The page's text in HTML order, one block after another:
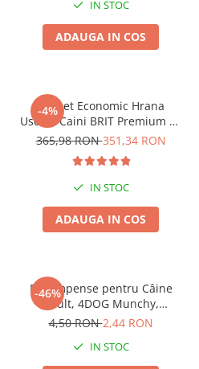
IN STOC
ADAUGA IN COS
-4%
Pachet Economic Hrana
Uscata Caini BRIT Premium by
Nature Giant Adult 2x15kg
365,98 RON351,34 RON
IN STOC
ADAUGA IN COS
-46%
Recompense pentru Câine
Adult, 4DOG Munchy,
Batoane, Vită, 12.5cm, 10
4,50 RON2,44 RON
IN STOC